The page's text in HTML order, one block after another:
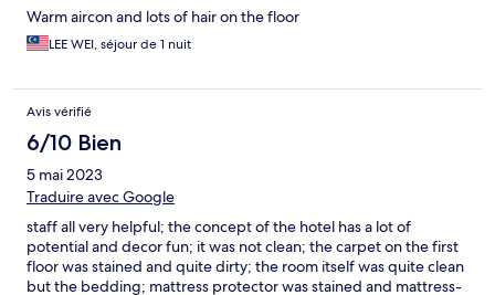
Warm aircon and lots of hair on the floor
LEE WEI, séjour de 1 nuit
Avis vérifié
6/10 Bien
5 mai 2023
Traduire avec Google
staff all very helpful; the concept of the hotel has a lot of
potential and decor fun; it was not clean; the carpet on the first
floor was stained and quite dirty; the room itself was quite clean
but the bedding; mattress protector was stained and mattress-